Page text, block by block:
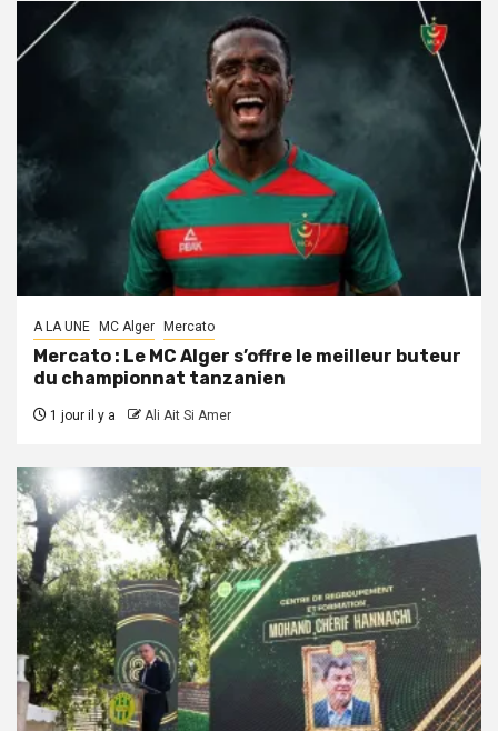
A LA UNE MC Alger Mercato
Mercato : Le MC Alger s’offre le meilleur buteur
du championnat tanzanien
1 jour il y a Ali Ait Si Amer